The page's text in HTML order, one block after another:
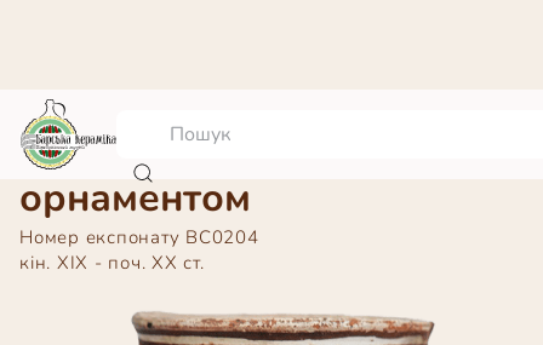
Глечик з рослинним
орнаментом
Номер експонату ВС0204
кін. ХІХ - поч. ХХ ст.